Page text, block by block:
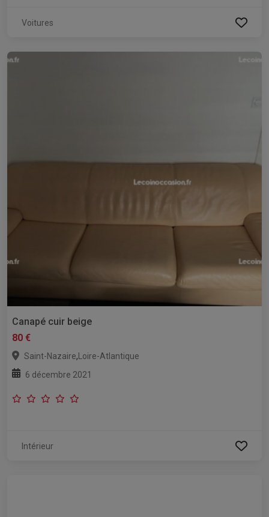
Voitures
Canapé cuir beige
80 €
Saint-Nazaire,Loire-Atlantique
6 décembre 2021
Intérieur